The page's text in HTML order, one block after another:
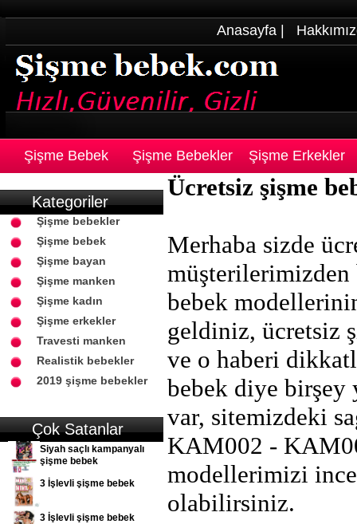
Anasayfa
Şişme Bebek Şişme Bebekler Şişme Erkekler
Kategoriler
Şişme bebekler
Şişme bebek
Şişme bayan
Şişme manken
Şişme kadın
Şişme erkekler
Travesti manken
Realistik bebekler
2019 şişme bebekler
Çok Satanlar
Siyah saçlı kampanyalı
şişme bebek
3 İşlevli şişme bebek
3 İşlevli şişme bebek
Ücretsiz şişme
Merhaba sizde
bebek
geldiniz, ücretsiz
ve o haberi
bebek diye birşey
var, sitemizdeki
KAM002 -
modellerimizi
olabilirsiniz.